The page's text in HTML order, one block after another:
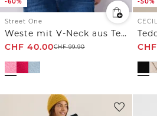
Street One
Weste mit V-Neck aus Teddy-Material
CHF 40.00CHF99.90
CECIL
CHF